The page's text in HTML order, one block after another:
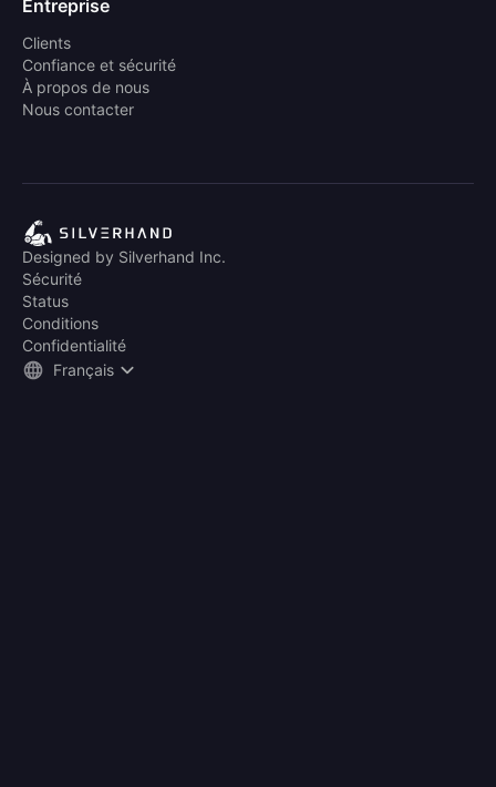
Entreprise
Clients
Confiance et sécurité
À propos de nous
Nous contacter
Designed by Silverhand Inc.
Sécurité
Status
Conditions
Confidentialité
Français